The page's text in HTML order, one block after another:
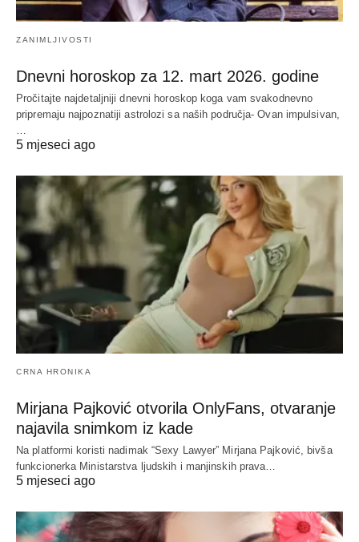
ZANIMLJIVOSTI
Dnevni horoskop za 12. mart 2026. godine
Pročitajte najdetaljniji dnevni horoskop koga vam svakodnevno
pripremaju najpoznatiji astrolozi sa naših područja- Ovan impulsivan,
…
5 mjeseci ago
CRNA HRONIKA
Mirjana Pajković otvorila OnlyFans, otvaranje
najavila snimkom iz kade
Na platformi koristi nadimak “Sexy Lawyer” Mirjana Pajković, bivša
funkcionerka Ministarstva ljudskih i manjinskih prava…
5 mjeseci ago